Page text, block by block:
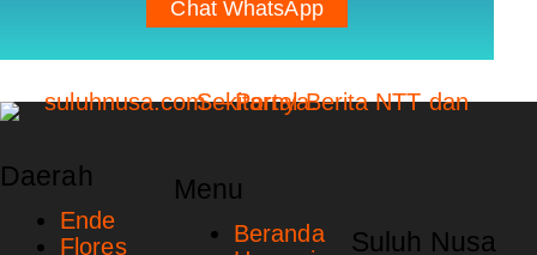
Chat WhatsApp
Daerah
Ende
Flores
Menu
Beranda
Suluh Nusa